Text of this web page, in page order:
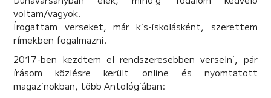
voltam/vagyok.
Írogattam verseket, már kis-iskolásként, szerettem
rímekben fogalmazni.
2017-ben kezdtem el rendszeresebben verselni, pár
írásom közlésre került online és nyomtatott
magazinokban, több Antológiában: